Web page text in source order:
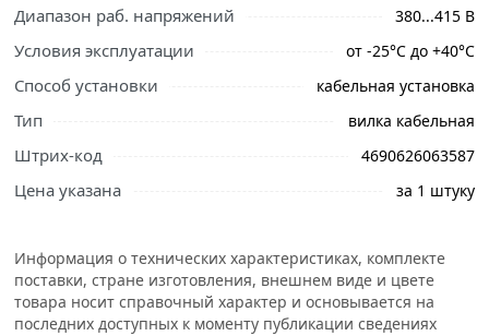
Условия доставки и цены на товар Вилка силовая
380 из категорииСиловые розетки и вилки
действительны в Москве и области.
Диапазон раб. напряжений 380...415 В
Условия эксплуатации от -25°С до +40°С
Способ установки кабельная установка
Тип вилка кабельная
Штрих-код 4690626063587
Цена указана за 1 штуку
Информация о технических характеристиках, комплекте
поставки, стране изготовления, внешнем виде и цвете
товара носит справочный характер и основывается на
последних доступных к моменту публикации сведениях